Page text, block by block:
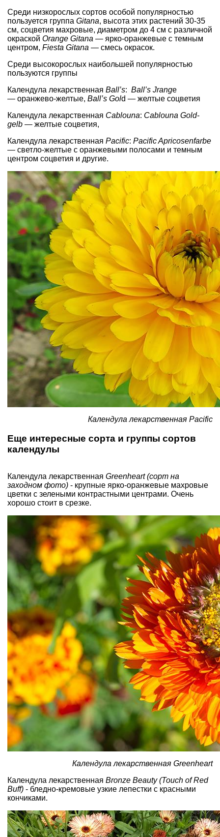
Среди низкорослых сортов особой популярностью
пользуется группа Gitana, высота этих растений 30-35
см, соцветия махровые, диаметром до 4 см с различной
окраской Orange Gitana — ярко-оранжевые с темным
центром, Fiesta Gitana — смесь окрасок.
Среди высокорослых наибольшей популярностью
пользуются группы
Календула лекарственная Ball’s: Ball’s Jrange
— оранжево-желтые, Ball’s Gold — желтые соцветия
Календула лекарственная Cablouna: Cablouna Gold-
gelb — желтые соцветия,
Календула лекарственная Pacific: Pacific Apricosenfarbe
— светло-желтые с оранжевыми полосами и темным
центром соцветия и другие.
Календула лекарственная Pacific
Еще интересные сорта и группы сортов
календулы
Календула лекарственная Greenheart (сорт на
заходном фото) - крупные ярко-оранжевые махровые
цветки с зелеными контрастными центрами. Очень
хорошо стоит в срезке.
Календула лекарственная Greenheart
Календула лекарственная Bronze Beauty (Touch of Red
Buff) - бледно-кремовые узкие лепестки с красными
кончиками.